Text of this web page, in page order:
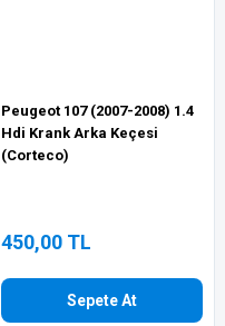
Peugeot 107 (2007-2008) 1.4
Hdi Krank Arka Keçesi
(Corteco)
450,00 TL
Sepete At